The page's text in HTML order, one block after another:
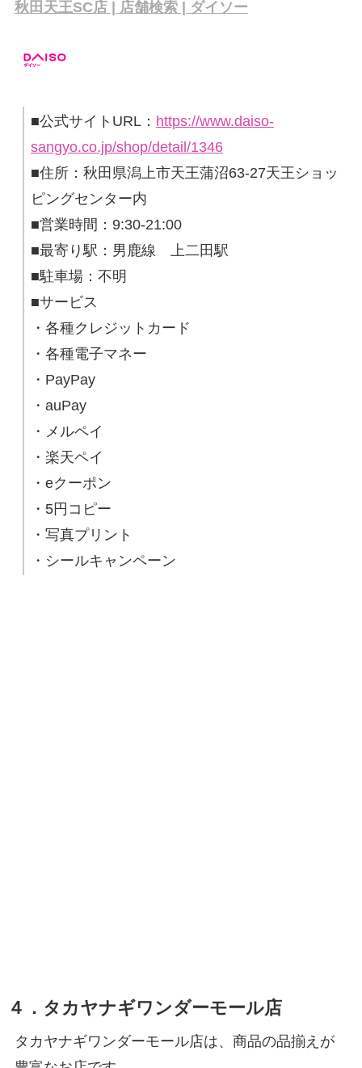
秋田天王SC店 | 店舗検索 | ダイソー
■公式サイトURL： https://www.daiso-
sangyo.co.jp/shop/detail/1346
■住所：秋田県潟上市天王蒲沼63-27天王ショッ
ピングセンター内
■営業時間：9:30-21:00
■最寄り駅：男鹿線 上二田駅
■駐車場：不明
■サービス
・各種クレジットカード
・各種電子マネー
・PayPay
・auPay
・メルペイ
・楽天ペイ
・eクーポン
・5円コピー
・写真プリント
・シールキャンペーン
４．タカヤナギワンダーモール店
タカヤナギワンダーモール店は、商品の品揃えが